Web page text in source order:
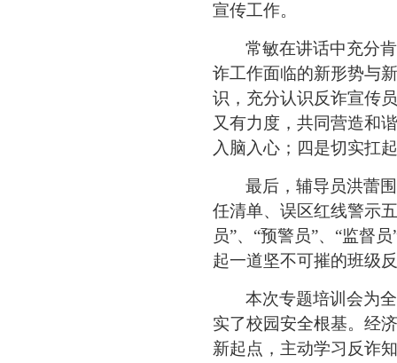
宣传工作。
常敏在讲话中充分
诈工作面临的新形势与
识，充分认识反诈宣传
又有力度，共同营造和
入脑入心；四是切实扛
最后，辅导员洪蕾
任清单、误区红线警示
员”、“预警员”、“监督
起一道坚不可摧的班级
本次专题培训会为
实了校园安全根基。经
新起点，主动学习反诈